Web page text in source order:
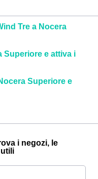
Tre a Nocera
Superiore e attiva i
Superiore e
i negozi, le